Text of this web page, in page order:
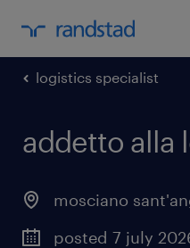
logistics specialist
addetto alla
mosciano
posted 7 july